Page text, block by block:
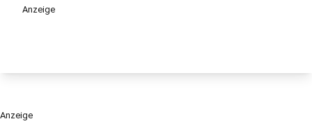
Anzeige
Anzeige